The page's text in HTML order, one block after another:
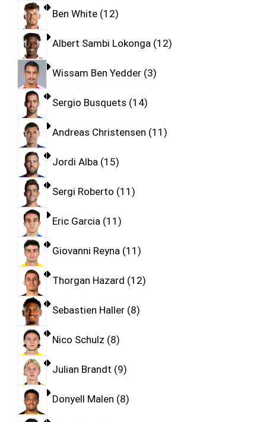
Ben White 12
Albert Sambi Lokonga 12
Wissam Ben Yedder 3
Sergio Busquets 14
Andreas Christensen 11
Jordi Alba 15
Sergi Roberto 11
Eric Garcia 11
Giovanni Reyna 11
Thorgan Hazard 12
Sebastien Haller 8
Nico Schulz 8
Julian Brandt 9
Donyell Malen 8